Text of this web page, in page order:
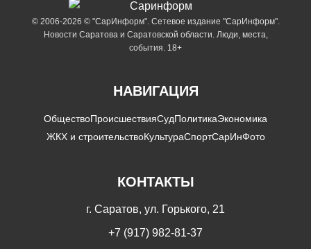
© 2006-2026 © "СарИнформ". Сетевое издание "СарИнформ".
Новости Саратова и Саратовской области. Люди, места,
события. 18+
НАВИГАЦИЯ
ОбществоПроисшествияСудПолитикаЭкономика
ЖКХ и строительствоКультураСпортСарИнФото
КОНТАКТЫ
г. Саратов, ул. Горького, 21
+7 (917) 982-81-37